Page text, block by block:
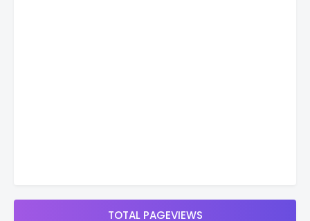
TOTAL PAGEVIEWS